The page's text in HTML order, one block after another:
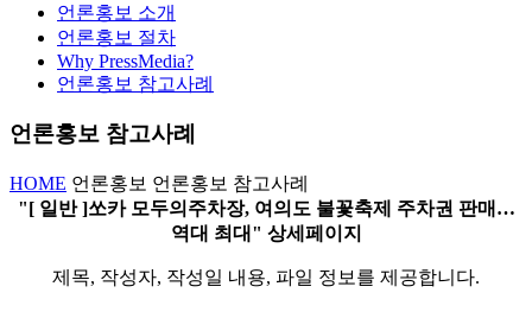
언론홍보 소개
언론홍보 절차
Why PressMedia?
언론홍보 참고사례
언론홍보 참고사례
HOME 언론홍보 언론홍보 참고사례
"[ 일반 ]쏘카 모두의주차장, 여의도 불꽃축제 주차권 판매…
역대 최대" 상세페이지
제목, 작성자, 작성일 내용, 파일 정보를 제공합니다.